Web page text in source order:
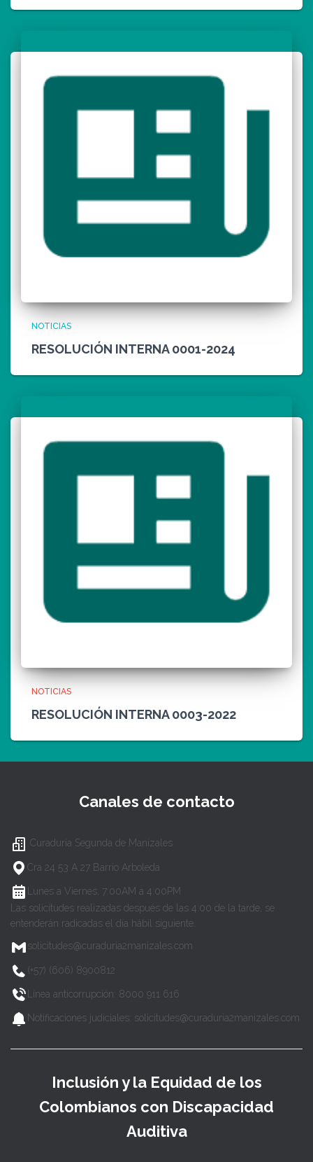
NOTICIAS
RESOLUCIÓN INTERNA 0001-2024
NOTICIAS
RESOLUCIÓN INTERNA 0003-2022
Canales de contacto
Curaduría Segunda de Manizales
Cra 24 53 A 27 Barrio Arboleda
Lunes a Viernes, 7:00AM a 4:00PM
Las solicitudes realizadas después de las 4:00 de la tarde, se
entenderán radicadas el día hábil siguiente.
solicitudes@curaduria2manizales.com
(+57) (606) 8900812
Línea anticorrupción: 8000 911 616
Notificaciones judiciales: solicitudes@curaduria2manizales.com
Inclusión y la Equidad de los
Colombianos con Discapacidad
Auditiva